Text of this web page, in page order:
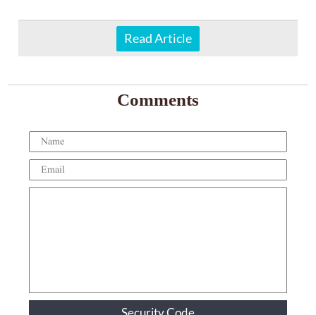
Read Article
Comments